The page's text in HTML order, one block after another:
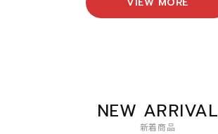
NEW ARRIVAL
新着商品